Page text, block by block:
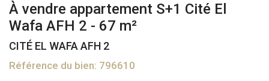
À vendre appartement S+1 Cité El
Wafa AFH 2 - 67 m²
CITÉ EL WAFA AFH 2
Référence du bien: 796610